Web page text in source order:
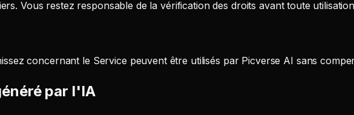
Vous restez responsable de la vérification des droits avant toute
concernant le Service peuvent être utilisés par Picverse AI sans
par l'IA